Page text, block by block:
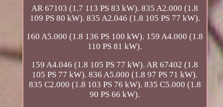
AR 67103 (1.7 113 PS 83 kW). 835 A2.000 (1.8
109 PS 80 kW). 835 A2.046 (1.8 105 PS 77 kW).
160 A5.000 (1.8 136 PS 100 kW). 159 A4.000 (1.8
110 PS 81 kW).
159 A4.046 (1.8 105 PS 77 kW). AR 67402 (1.8
105 PS 77 kW). 836 A5.000 (1.8 97 PS 71 kW).
835 C2.000 (1.8 103 PS 76 kW). 835 C5.000 (1.8
90 PS 66 kW).